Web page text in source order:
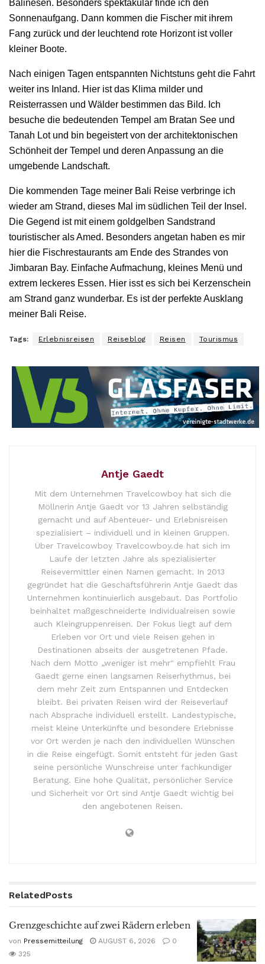
Balinesen. Besonders spektakulär finde ich den
Sonnenaufgang. Dann kommen die Fischer mit ihrem
Fang zurück und der leuchtend rote Horizont ist voller
kleiner Boote.
Nach einigen Tagen entspannten Nichtstuns geht die Fahrt
weiter ins Inland. Hier ist das Klima milder und
Reisterrassen und Wälder bestimmen das Bild. Ich
besuche die bedeutenden Tempel am Bratan See und
Tanah Lot und bin begeistert von der architektonischen
Schönheit der Tempel und deren Anpassung an die
umgebende Landschaft.
Die kommenden Tage meiner Bali Reise verbringe ich
wieder am Strand, dieses Mal im südlichen Teil der Insel.
Die Gegend ist mit einem goldgelben Sandstrand
touristischer als Amed. Besonders angetan haben es mir
hier die Fischrestaurants am Ende des Strandes von
Jimbaran Bay. Einfache Aufmachung, kleines Menü und
extrem leckeres Essen. Hier isst es sich bei Kerzenschein
am Strand ganz wunderbar. Es ist der perfekte Ausklang
meiner Bali Reise.
Tags: Erlebnisreisen Reiseblog Reisen Tourismus
Antje Gaedt
Mit dem Unternehmen Travelcowboy hat sich die
Möllnerin Antje Gaedt vor 13 Jahren selbständig
gemacht und auf Abenteuer- und Erlebnisreisen
spezialisiert – individuell und in kleinen Gruppen.
Über Travelcowboy Travelcowboy.de hat sich im
Laufe der letzten Jahre als spezialisierter
Reisevermittler einen Namen gemacht. In 2013
gegründet hat die Geschäftsführerin Antje Gaedt das
Unternehmen kontinuierlich ausgebaut. Das Portfolio
beinhaltet maßgeschneiderte Individualreisen sowie
auch Kleingruppenreisen. Der Fokus liegt auf dem
Erleben vor Ort und viele Reisen gehen in
Destinationen abseits der ausgetretenen Pfade.
Nach dem Motto „weniger ist mehr" empfiehlt Frau
Gaedt gerne einen langsamen Reiserhythmus, bei
dem mehr Zeit zum Entspannen und Entdecken
bleibt. Bei privaten Reisen wird der Reiseverlauf
nach Absprache individuell erstellt. Landestypische,
meist kleine Unterkünfte und besondere Erlebnisse
vor Ort werden je nach den individuellen Wünschen
in die Reise eingefügt. Somit entsteht für jeden Gast
seine persönliche Wunschreise unter fachkundiger
Beratung. Eine hohe Qualität, persönlicher Service
und Sicherheit vor Ort sind Antje Gaedt wichtig bei
den angebotenen Reisen.
RelatedPosts
Grenzgeschichte auf zwei Rädern erleben
von Pressemitteilung AUGUST 6, 2026
0
325